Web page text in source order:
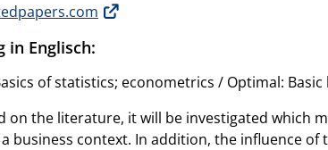
in Englisch:
of statistics; econometrics / Optimal:
on the literature, it will be investigated
business context. In addition, the influence